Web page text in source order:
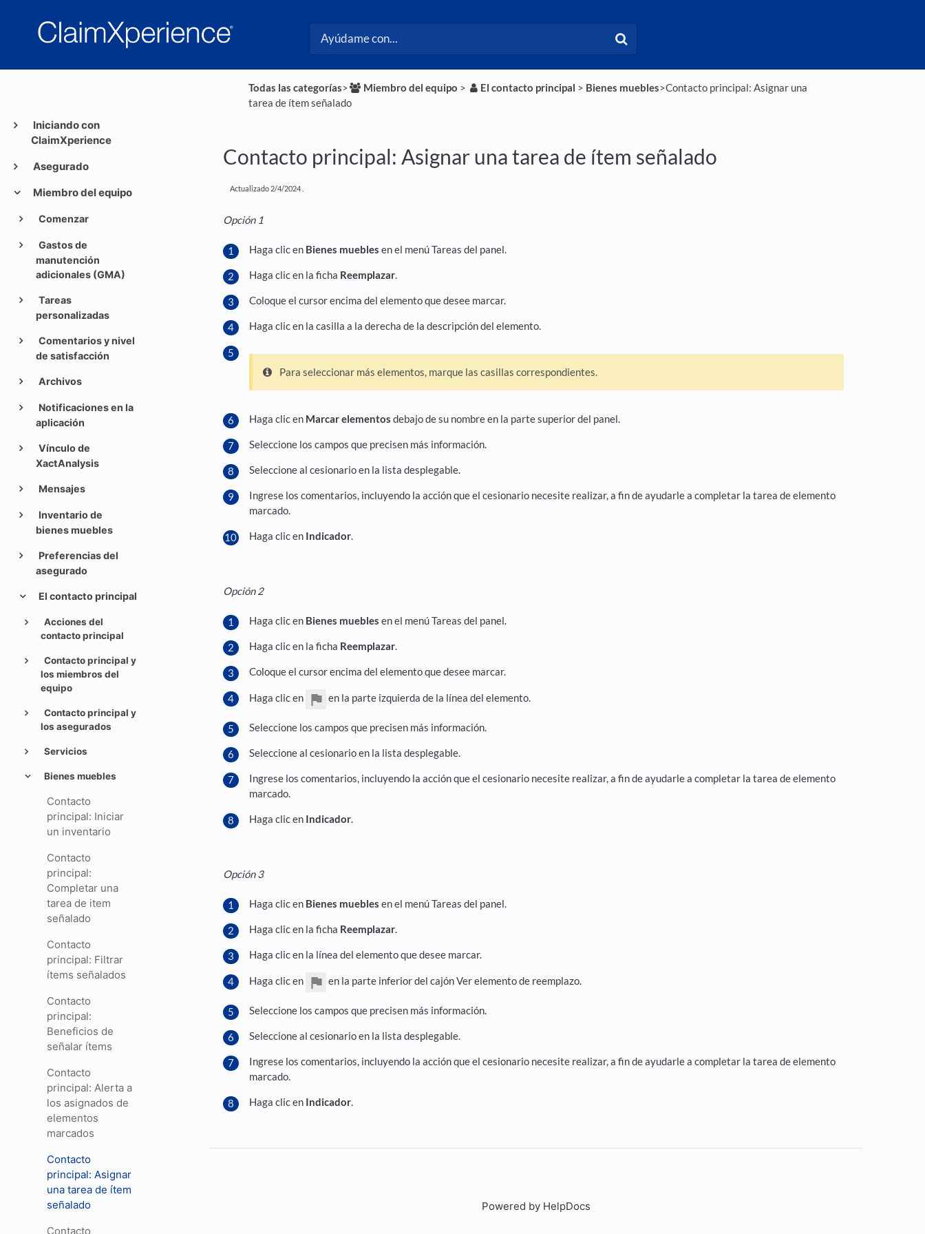
Iniciando con
ClaimXperience
Asegurado
Miembro del equipo
Comenzar
Gastos de
manutención
adicionales (GMA)
Tareas
personalizadas
Comentarios y nivel
de satisfacción
Archivos
Notificaciones en la
aplicación
Vínculo de
XactAnalysis
Mensajes
Inventario de
bienes muebles
Preferencias del
asegurado
El contacto principal
Acciones del
contacto principal
Contacto principal y
los miembros del
equipo
Contacto principal y
los asegurados
Servicios
Bienes muebles
Contacto
principal: Iniciar
un inventario
Contacto
principal:
Completar una
tarea de item
señalado
Contacto
principal: Filtrar
ítems señalados
Contacto
principal:
Beneficios de
señalar ítems
Contacto
principal: Alerta a
los asignados de
elementos
marcados
Contacto
principal: Asignar
una tarea de ítem
señalado
Contacto
Todas las categorías​>​ ​Miembro del equipo ​ > ​ ​El contacto principal ​ > ​ ​Bienes muebles​>​ Contacto principal: Asignar una
tarea de ítem señalado
Contacto principal: Asignar una tarea de ítem señalado
Actualizado 2/4/2024
Opción 1
Haga clic en Bienes muebles en el menú Tareas del panel.
Haga clic en la ficha Reemplazar
Coloque el cursor encima del elemento que desee marcar.
Haga clic en la casilla a la derecha de la descripción del elemento.
Para seleccionar más elementos, marque las casillas correspondientes.
Haga clic en Marcar elementos debajo de su nombre en la parte superior del panel.
Seleccione los campos que precisen más información.
Seleccione al cesionario en la lista desplegable.
Ingrese los comentarios, incluyendo la acción que el cesionario necesite realizar, a fin de ayudarle a completar la tarea de elemento
marcado.
Haga clic en Indicador
Opción 2
Haga clic en Bienes muebles en el menú Tareas del panel.
Haga clic en la ficha Reemplazar
Coloque el cursor encima del elemento que desee marcar.
Haga clic en en la parte izquierda de la línea del elemento.
Seleccione los campos que precisen más información.
Seleccione al cesionario en la lista desplegable.
Ingrese los comentarios, incluyendo la acción que el cesionario necesite realizar, a fin de ayudarle a completar la tarea de elemento
marcado.
Haga clic en Indicador
Opción 3
Haga clic en Bienes muebles en el menú Tareas del panel.
Haga clic en la ficha Reemplazar
Haga clic en la línea del elemento que desee marcar.
Haga clic en en la parte inferior del cajón Ver elemento de reemplazo.
Seleccione los campos que precisen más información.
Seleccione al cesionario en la lista desplegable.
Ingrese los comentarios, incluyendo la acción que el cesionario necesite realizar, a fin de ayudarle a completar la tarea de elemento
marcado.
Haga clic en Indicador
Powered by HelpDocs